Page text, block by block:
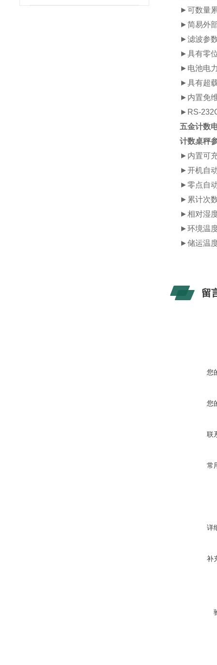
►可数量
►简易外
►滤波参
►具有零
► 电池电
►具有超
► 内置免
► RS-
五金计数
计数桌秤
► 内置可
►开机自
►零点自
► 累计次
►相对湿
►环境温
►储运温
留
您
您
联
常
详
补